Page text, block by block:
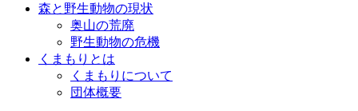
森と野生動物の現状
奥山の荒廃
野生動物の危機
くまもりとは
くまもりについて
団体概要